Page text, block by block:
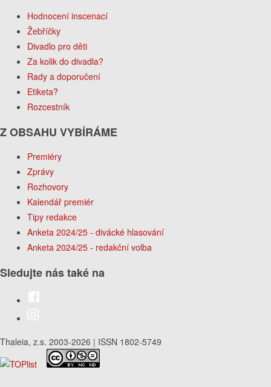
Hodnocení inscenací
Žebříčky
Divadlo pro děti
Za kolik do divadla?
Rady a doporučení
Etiketa?
Rozcestník
Z OBSAHU VYBÍRÁME
Premiéry
Zprávy
Rozhovory
Kalendář premiér
Tipy redakce
Anketa 2024/25 - divácké hlasování
Anketa 2024/25 - redakční volba
Sledujte nás také na
Thaleia, z.s. 2003-2026 | ISSN 1802-5749